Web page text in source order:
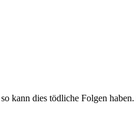
so kann dies tödliche Folgen haben.